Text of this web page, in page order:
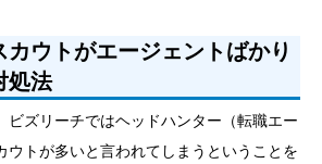
カウトがエージェントばかり
処法
ビズリーチではヘッドハンター（転職エー
ウトが多いと言われてしまうということを